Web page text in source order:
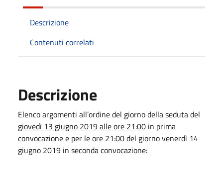
Descrizione
Contenuti correlati
Descrizione
Elenco argomenti all’ordine del giorno della seduta del
giovedì 13 giugno 2019 alle ore 21:00 in prima
convocazione e per le ore 21:00 del giorno venerdì 14
giugno 2019 in seconda convocazione: